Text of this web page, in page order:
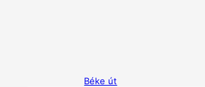
Béke út